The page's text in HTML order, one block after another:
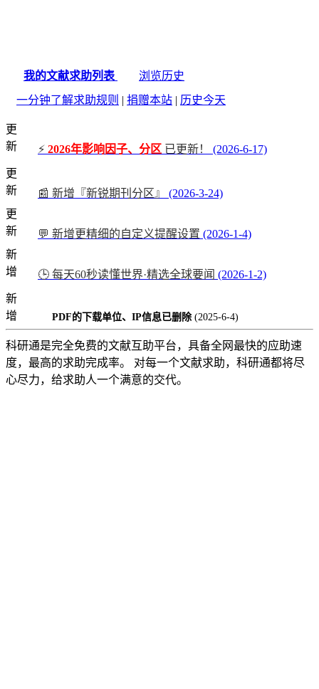
我的文献求助列表
浏览历史
一分钟了解求助规则 | 捐赠本站 | 历史今天
更
新
⚡ 2026年影响因子、分区 已更新！
(2026-6-17)
更
新
📰 新增『新锐期刊分区』
(2026-3-24)
更
新
💬 新增更精细的自定义提醒设置 (2026-1-4)
新
增
🕒 每天60秒读懂世界·精选全球要闻 (2026-1-2)
新
增
PDF的下载单位、IP信息已删除 (2025-6-4)
科研通是完全免费的文献互助平台，具备全网最快的应助速
度，最高的求助完成率。 对每一个文献求助，科研通都将尽
心尽力，给求助人一个满意的交代。